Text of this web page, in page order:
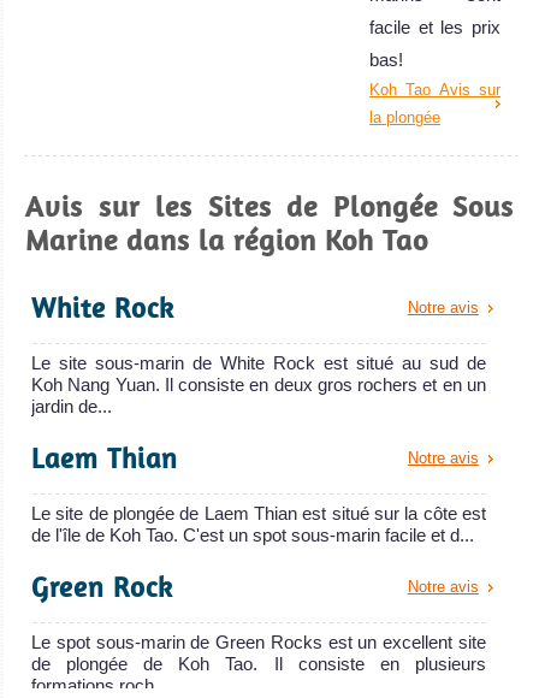
facile et les prix
bas!
Koh Tao Avis sur
la plongée
Avis sur les Sites de Plongée Sous
Marine dans la région Koh Tao
Notre avis
White Rock
Le site sous-marin de White Rock est situé au sud de
Koh Nang Yuan. Il consiste en deux gros rochers et en un
jardin de...
Notre avis
Laem Thian
Le site de plongée de Laem Thian est situé sur la côte est
de l'île de Koh Tao. C'est un spot sous-marin facile et d...
Notre avis
Green Rock
Le spot sous-marin de Green Rocks est un excellent site
de plongée de Koh Tao. Il consiste en plusieurs
formations roch...